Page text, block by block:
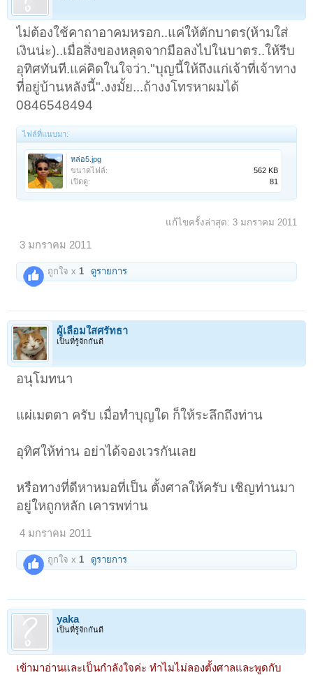
ไม่ต้องใช้คาถาอาคมหรอก..แค่ให้ตักบาตร(ห้ามใส่
เงินน่ะ)..เมื่อสิ่งของหลุดจากมือลงไปในบาตร..ให้รีบ
อุทิศทันที.แค่คิดในใจว่า."บุญนี้ให้ถึงแก่เจ้าที่เจ้าทาง
ที่อยู่บ้านหลังนี้".งงมั้ย...ถ้างงโทรหาผมได้
0846548494
ไฟล์ที่แนบมา:
หล่อ5.jpg
ขนาดไฟล์:
562 KB
เปิดดู:
81
แก้ไขครั้งล่าสุด: 3 มกราคม 2011
3 มกราคม 2011
ถูกใจ x 1 ดูรายการ
ผู้เลื่อมใสศรัทธา
เป็นที่รู้จักกันดี
อนุโมทนา
แผ่เมตตา ครับ เมื่อทำบุญใด ก็ให้ระลึกถึงท่าน
อุทิศให้ท่าน อย่าได้จองเวรกันเลย
หรือทางที่ดีหาหมอที่เป็น ตั้งศาลให้ครับ เชิญท่านมา
อยู่ใหถูกหลัก เคารพท่าน
4 มกราคม 2011
ถูกใจ x 1 ดูรายการ
yaka
เป็นที่รู้จักกันดี
เข้ามาอ่านและเป็นกำลังใจค่ะ ทำไมไม่ลองตั้งศาลและพูดกับ